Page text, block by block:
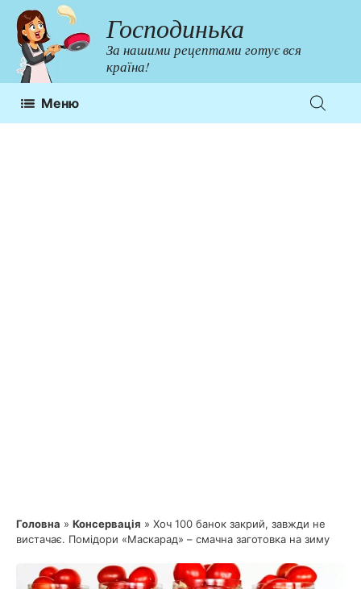
Перейти
до
контенту
Господинька
За нашими рецептами готує вся
країна!
Меню
Головна » Консервація » Хоч 100 банок закрий, завжди не
вистачає. Помідори «Маскарад» – смачна заготовка на зиму